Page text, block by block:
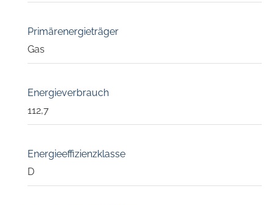
Primärenergieträger
Gas
Energieverbrauch
112,7
Energieeffizienzklasse
D